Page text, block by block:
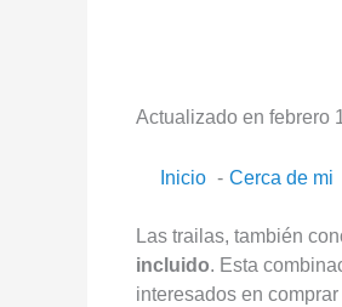
Actualizado en febrero
Inicio Cerca de mi
Las trailas, también
incluido. Esta
interesados en